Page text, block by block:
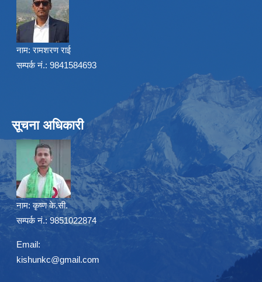
नाम: रामशरण राई
सम्पर्क नं.: 9841584693
सूचना अधिकारी
नाम: कृष्ण के.सी.
सम्पर्क नं.: 9851022874
Email:
kishunkc@gmail.com